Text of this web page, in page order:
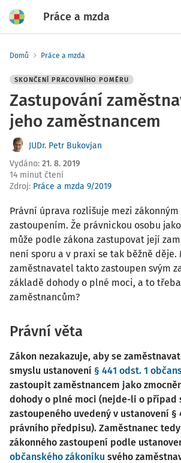
Práce a mzda
Domů Práce a mzda
SKONČENÍ PRACOVNÍHO POMĚRU
Zastupování
jeho zaměstnancem
JUDr. Petr Bukovjan
Vydáno: 21. 8. 2019
14 minut čtení
Zdroj: Práce a mzda 9/2019
Právní úprava rozlišuje mezi
zastoupením. Že právnickou osobu
může podle zákona zastupovat její
není sporu a v praxi se tak běžně děje.
zaměstnavatel takto zastoupen svým
základě dohody o plné moci, a to
zaměstnancům?
Právní věta
Zákon nezakazuje, aby se
smyslu ustanovení § 441 odst. 1
zastoupit zaměstnancem jako
dohody o plné moci (nejde-li o případ
zastoupeného uvedený v ustanovení §
právního předpisu). Zaměstnanec
zákonného zastoupení podle
občanského zákoníku svého